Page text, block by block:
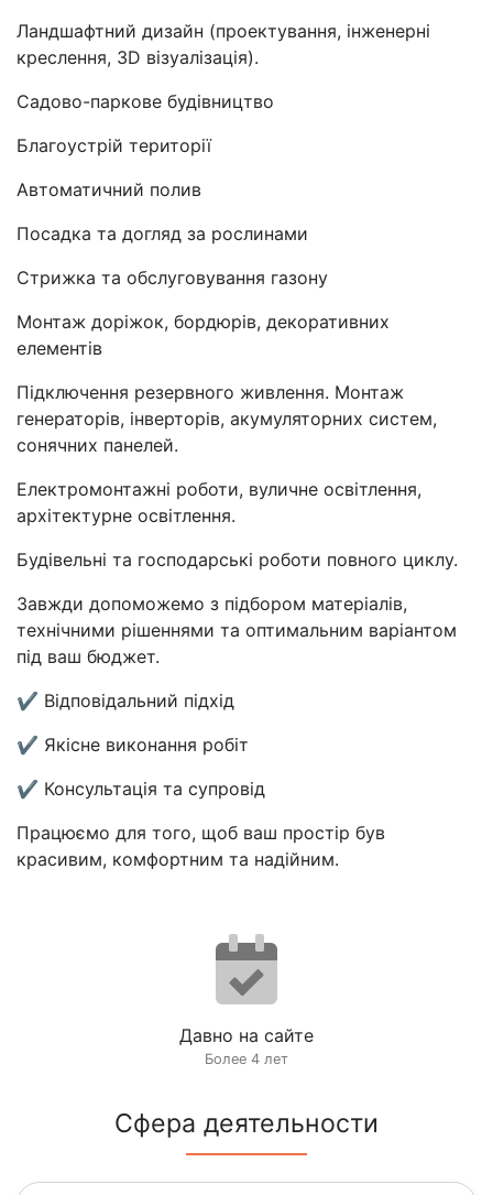
Ландшафтний дизайн (проектування, інженерні
креслення, 3D візуалізація).
Садово-паркове будівництво
Благоустрій території
Автоматичний полив
Посадка та догляд за рослинами
Стрижка та обслуговування газону
Монтаж доріжок, бордюрів, декоративних
елементів
Підключення резервного живлення. Монтаж
генераторів, інверторів, акумуляторних систем,
сонячних панелей.
Електромонтажні роботи, вуличне освітлення,
архітектурне освітлення.
Будівельні та господарські роботи повного циклу.
Завжди допоможемо з підбором матеріалів,
технічними рішеннями та оптимальним варіантом
під ваш бюджет.
✔ Відповідальний підхід
✔ Якісне виконання робіт
✔ Консультація та супровід
Працюємо для того, щоб ваш простір був
красивим, комфортним та надійним.
Давно на сайте
Более 4 лет
Сфера деятельности